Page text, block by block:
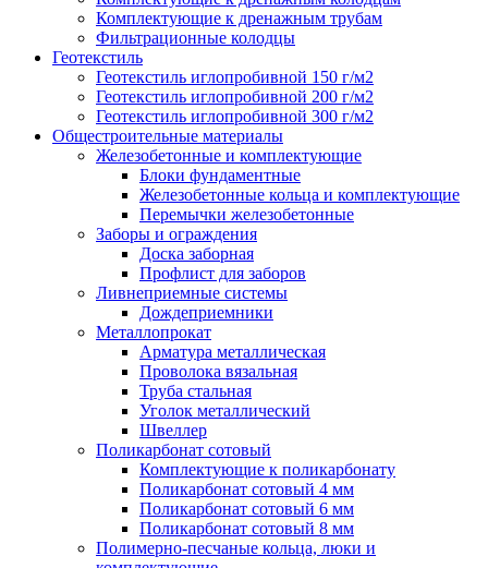
Комплектующие к дренажным трубам
Фильтрационные колодцы
Геотекстиль
Геотекстиль иглопробивной 150 г/м2
Геотекстиль иглопробивной 200 г/м2
Геотекстиль иглопробивной 300 г/м2
Общестроительные материалы
Железобетонные и комплектующие
Блоки фундаментные
Железобетонные кольца и комплектующие
Перемычки железобетонные
Заборы и ограждения
Доска заборная
Профлист для заборов
Ливнеприемные системы
Дождеприемники
Металлопрокат
Арматура металлическая
Проволока вязальная
Труба стальная
Уголок металлический
Швеллер
Поликарбонат сотовый
Комплектующие к поликарбонату
Поликарбонат сотовый 4 мм
Поликарбонат сотовый 6 мм
Поликарбонат сотовый 8 мм
Полимерно-песчаные кольца, люки и